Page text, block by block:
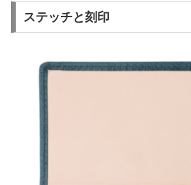
ステッチと刻印